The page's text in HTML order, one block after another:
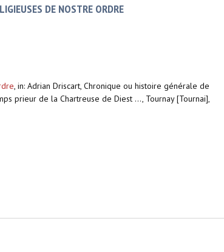
DE NOSTRE ORDRE
, in: Adrian Driscart, Chronique ou histoire générale de
prieur de la Chartreuse de Diest ..., Tournay [Tournai],